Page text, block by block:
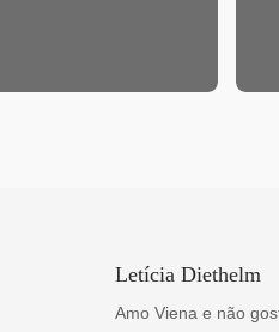
Letícia Diethelm
Amo Viena e não